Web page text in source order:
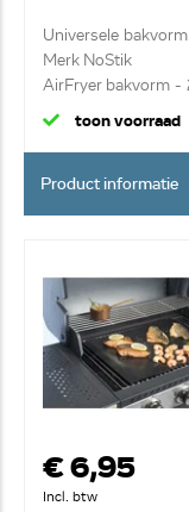
Universele bakvorm
Merk NoStik
AirFryer bakvorm -
12....
toon voorraad
Product informatie
€ 6,95
Incl. btw